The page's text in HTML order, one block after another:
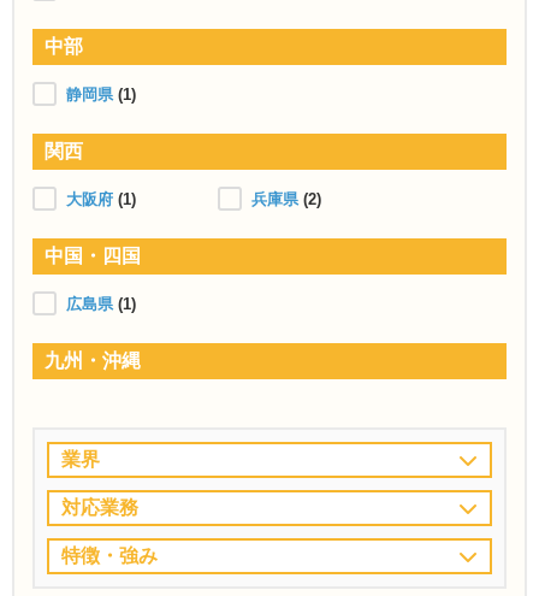
中部
静岡県 (1)
関西
大阪府 (1) 兵庫県 (2)
中国・四国
広島県 (1)
九州・沖縄
業界
対応業務
特徴・強み